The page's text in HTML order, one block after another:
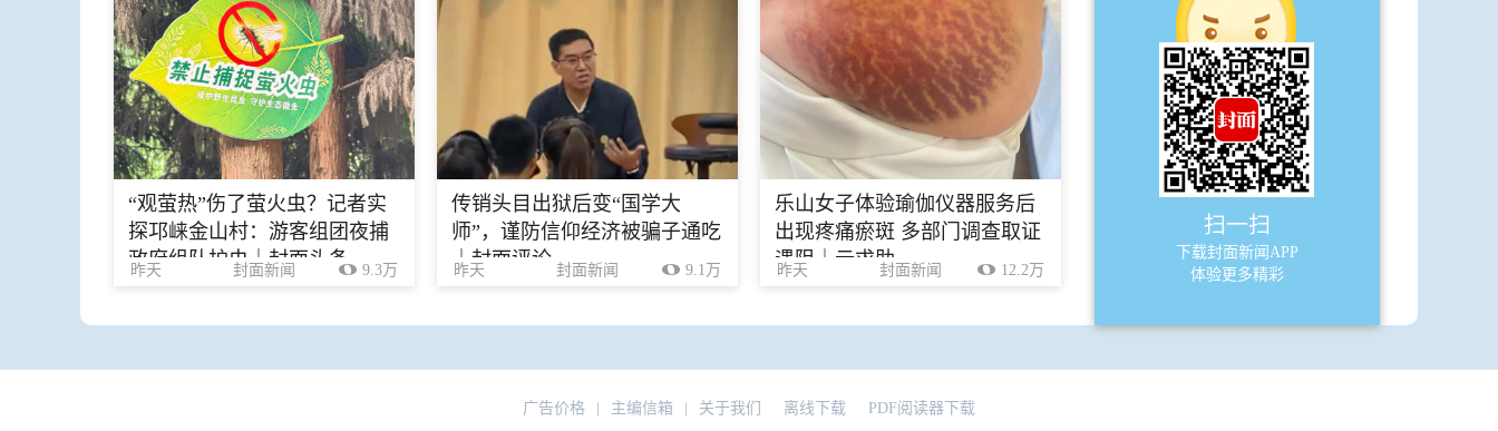
（上接03版）
要闻
六大优惠政策邀您冬游四川
成都地铁19号线二期开通初期运营
“观萤热”伤了萤火虫？记者实
探邛崃金山村：游客组团夜捕
政府组队护虫｜封面头条
昨天 封面新闻 9.3万
传销头目出狱后变“国学大
师”，谨防信仰经济被骗子通吃
｜封面评论
昨天 封面新闻 9.1万
乐山女子体验瑜伽仪器服务后
出现疼痛瘀斑 多部门调查取证
遇阻｜云求助
昨天 封面新闻 12.2万
扫一扫
下载封面新闻APP
体验更多精彩
广告价格 主编信箱 关于我们 离线下载 PDF阅读器下载